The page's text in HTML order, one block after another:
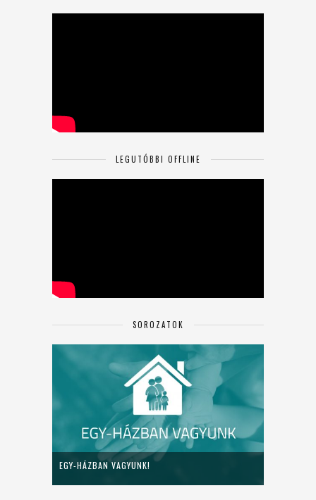
LEGUTÓBBI OFFLINE
SOROZATOK
EGY-HÁZBAN VAGYUNK!